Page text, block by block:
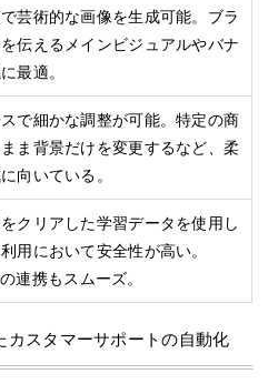
芸術的な画像を生成可能。ブラ
伝えるメインビジュアルやバナ
最適。
で細かな調整が可能。特定の商
ま背景だけを変更するなど、柔
向いている。
クリアした学習データを使用し
用において安全性が高い。
連携もスムーズ。
カスタマーサポートの自動化